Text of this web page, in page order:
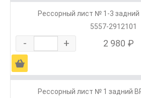
Рессорный лист № 1-3
5557-2912101
- + 2 980 ₽
Ä
Рессорный лист № 1 задний